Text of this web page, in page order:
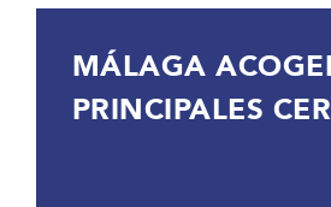
MÁLAGA
PRINCIPALES